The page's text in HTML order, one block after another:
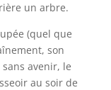
un arbre.
(quel que
son
avenir, le
au soir de